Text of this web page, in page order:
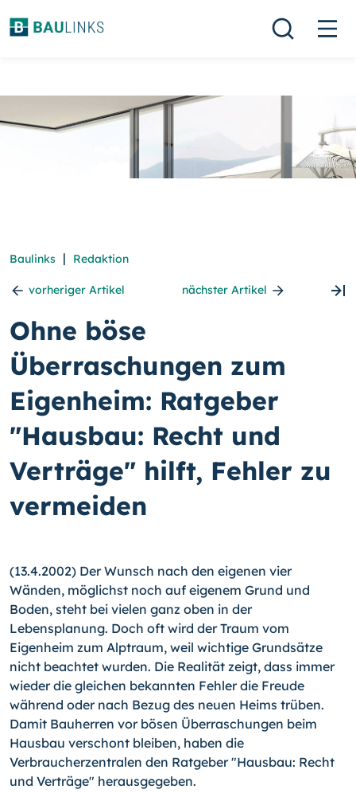
Baulinks | Redaktion
vorheriger Artikel nächster Artikel
Ohne böse
Überraschungen zum
Eigenheim: Ratgeber
"Hausbau: Recht und
Verträge" hilft, Fehler zu
vermeiden
(13.4.2002) Der Wunsch nach den eigenen vier
Wänden, möglichst noch auf eigenem Grund und
Boden, steht bei vielen ganz oben in der
Lebensplanung. Doch oft wird der Traum vom
Eigenheim zum Alptraum, weil wichtige Grundsätze
nicht beachtet wurden. Die Realität zeigt, dass immer
wieder die gleichen bekannten Fehler die Freude
während oder nach Bezug des neuen Heims trüben.
Damit Bauherren vor bösen Überraschungen beim
Hausbau verschont bleiben, haben die
Verbraucherzentralen den Ratgeber "Hausbau: Recht
und Verträge" herausgegeben.